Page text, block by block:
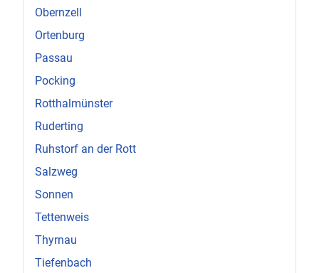
Obernzell
Ortenburg
Passau
Pocking
Rotthalmünster
Ruderting
Ruhstorf an der Rott
Salzweg
Sonnen
Tettenweis
Thyrnau
Tiefenbach